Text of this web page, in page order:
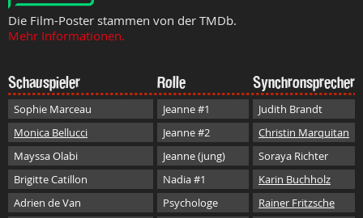
Die Film-Poster stammen von der TMDb.
Mehr Informationen.
Schauspieler Rolle Synchronsprecher
Sophie Marceau Jeanne #1
Judith Brandt
Monica Bellucci
Jeanne #2
Christin Marquitan
Mayssa Olabi
Jeanne (jung)
Soraya Richter
Brigitte Catillon
Nadia #1
Karin Buchholz
Adrien de Van
Psychologe
Rainer Fritzsche